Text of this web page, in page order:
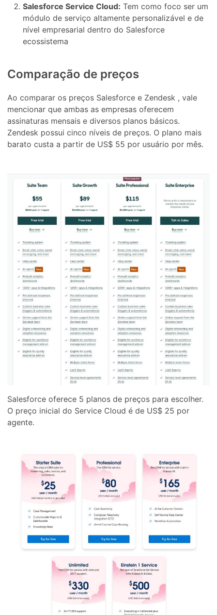
Salesforce Service Cloud: Tem como foco ser um
módulo de serviço altamente personalizável e de
nível empresarial dentro do Salesforce
ecossistema
Comparação de preços
Ao comparar os preços Salesforce e Zendesk , vale
mencionar que ambas as empresas oferecem
assinaturas mensais e diversos planos básicos.
Zendesk possui cinco níveis de preços. O plano mais
barato custa a partir de US$ 55 por usuário por mês.
Salesforce oferece 5 planos de preços para escolher.
O preço inicial do Service Cloud é de US$ 25 por
agente.